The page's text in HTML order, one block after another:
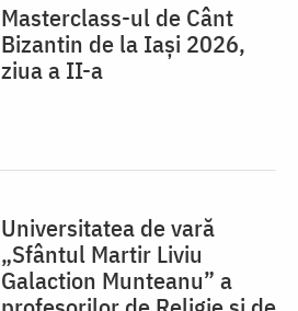
Masterclass-ul de Cânt
Bizantin de la Iași 2026,
ziua a II-a
Universitatea de vară
„Sfântul Martir Liviu
Galaction Munteanu” a